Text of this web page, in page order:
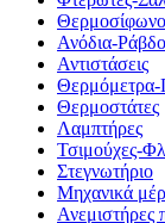
Θερμοσίφωνο
Ανόδια-
Αντιστάσεις
Θερμόμετρα-
Θερμοστάτες
Λαμπτήρες
Τσιμούχες-
Στεγνωτήριο
Μηχανικά
Ανεμιστήρες